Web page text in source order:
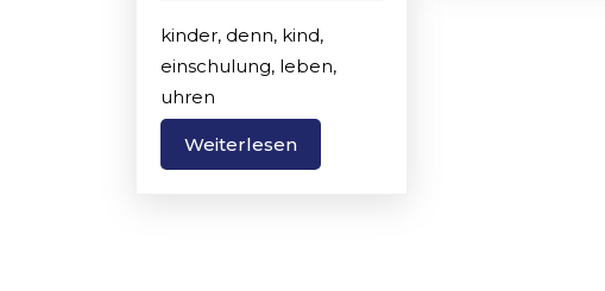
kinder, denn, kind,
einschulung, leben,
uhren
WeiterlesenWeiterlesen